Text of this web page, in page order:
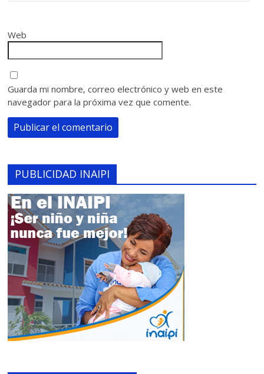
Web
Guarda mi nombre, correo electrónico y web en este
navegador para la próxima vez que comente.
PUBLICIDAD INAIPI